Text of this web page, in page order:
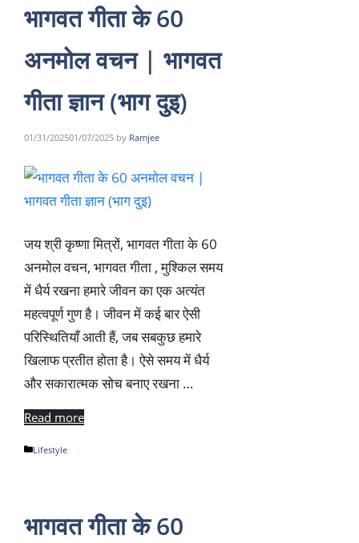
भागवत गीता के 60
अनमोल वचन | भागवत
गीता ज्ञान (भाग दुइ)
01/31/202501/07/2025 by Ramjee
जय श्री कृष्णा मित्रों, भागवत गीता के 60
अनमोल वचन, भागवत गीता , मुश्किल समय
में धैर्य रखना हमारे जीवन का एक अत्यंत
महत्वपूर्ण गुण है। जीवन में कई बार ऐसी
परिस्थितियाँ आती हैं, जब सबकुछ हमारे
खिलाफ प्रतीत होता है। ऐसे समय में धैर्य
और सकारात्मक सोच बनाए रखना …
Read more
Categories
Lifestyle
भागवत गीता के 60